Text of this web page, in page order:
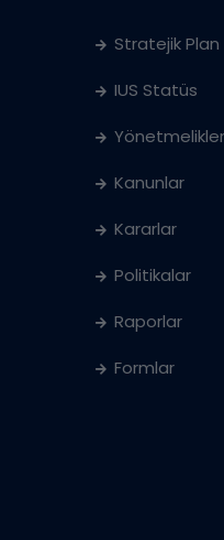
Stratejik Plan
IUS Statüs
Yönetmelikler
Kanunlar
Kararlar
Politikalar
Raporlar
Formlar